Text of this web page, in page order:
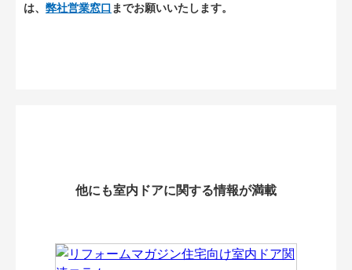
は、 弊社営業窓口 までお願いいたします。
他にも室内ドアに関する情報が満載